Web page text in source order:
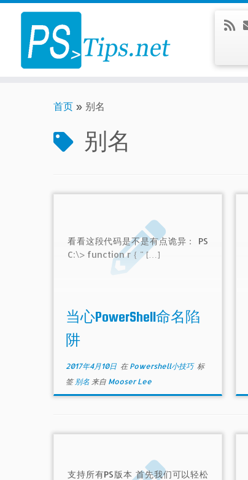
Skip
content
首页 » 别名
别名
看看这段代码是不是有点诡异： PS
C:\> function r { " […]
当心PowerShell命名陷
阱
2017年4月10日 在 Powershell小技巧 标
签别名 来自 Mooser Lee
支持所有PS版本 首先我们可以轻松